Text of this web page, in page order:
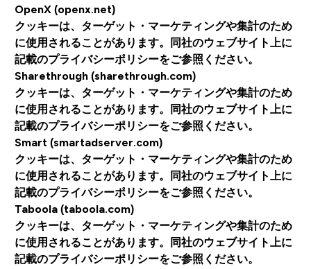
OpenX (openx.net)
クッキーは、ターゲット・マーケティングや集計のため
に使用されることがあります。同社のウェブサイト上に
記載のプライバシーポリシーをご参照ください。
Sharethrough (sharethrough.com)
クッキーは、ターゲット・マーケティングや集計のため
に使用されることがあります。同社のウェブサイト上に
記載のプライバシーポリシーをご参照ください。
Smart (smartadserver.com)
クッキーは、ターゲット・マーケティングや集計のため
に使用されることがあります。同社のウェブサイト上に
記載のプライバシーポリシーをご参照ください。
Taboola (taboola.com)
クッキーは、ターゲット・マーケティングや集計のため
に使用されることがあります。同社のウェブサイト上に
記載のプライバシーポリシーをご参照ください。